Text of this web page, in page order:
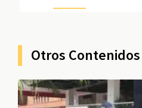
Otros Contenidos